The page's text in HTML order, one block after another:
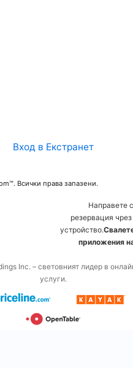
Вход в Екстранет
Всички права запазени.
Направете
резервация
устройство.
приложения
Inc. – световният лидер в
услуги.